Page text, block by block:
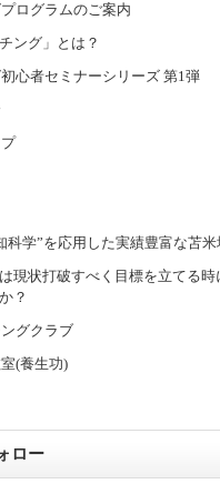
ログラムのご案内
チング」とは？
心者セミナーシリーズ 第1弾
科学”を応用した実績豊富な苫
現状打破すべく目標を立てる時
？
グクラブ
(養生功)
ロー